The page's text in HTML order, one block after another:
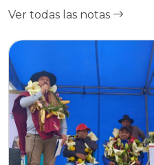
Ver todas las notas